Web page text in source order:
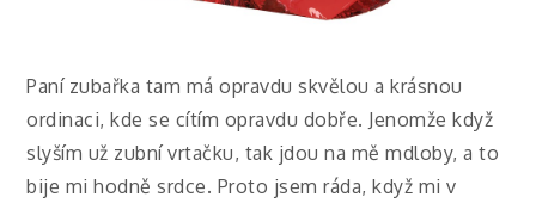
Paní zubařka tam má opravdu skvělou a krásnou
ordinaci, kde se cítím opravdu dobře. Jenomže když
slyším už zubní vrtačku, tak jdou na mě mdloby, a to
bije mi hodně srdce. Proto jsem ráda, když mi v